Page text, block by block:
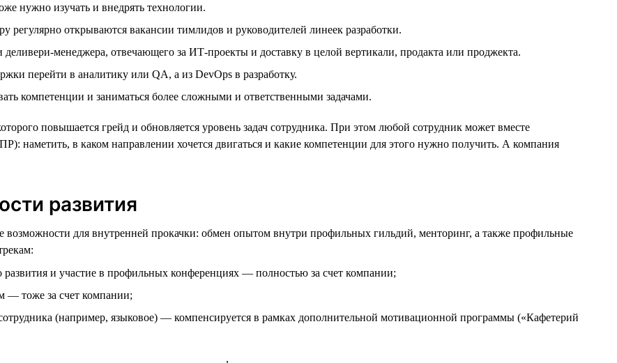
нужно изучать и внедрять технологии.
открываются вакансии тимлидов и руководителей линеек разработки.
менеджера, отвечающего за ИТ-проекты и доставку в целой вертикали, продакта или проджекта.
перейти в аналитику или QA, а из DevOps в разработку.
компетенции и заниматься более сложными и ответственными задачами.
повышается грейд и обновляется уровень задач сотрудника. При этом любой сотрудник может вместе
наметить, в каком направлении хочется двигаться и какие компетенции для этого нужно получить. А компания
развития
возможности для внутренней прокачки: обмен опытом внутри профильных гильдий, менторинг, а также профильные
развития и участие в профильных конференциях — полностью за счет компании;
— тоже за счет компании;
(например, языковое) — компенсируется в рамках дополнительной мотивационной программы («Кафетерий